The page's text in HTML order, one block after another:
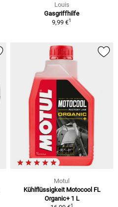
Louis
Gasgriffhilfe
9,99 €1
Motul
Kühlflüssigkeit Motocool FL
Organic+ 1 L
1